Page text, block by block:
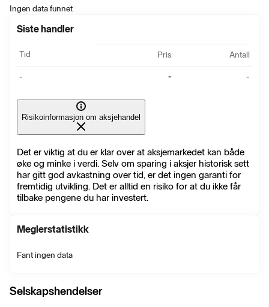
Ingen data funnet
Siste handler
Tid Pris Antall
- - -
Risikoinformasjon om aksjehandel
Det er viktig at du er klar over at aksjemarkedet kan både
øke og minke i verdi. Selv om sparing i aksjer historisk sett
har gitt god avkastning over tid, er det ingen garanti for
fremtidig utvikling. Det er alltid en risiko for at du ikke får
tilbake pengene du har investert.
Meglerstatistikk
Fant ingen data
Selskapshendelser